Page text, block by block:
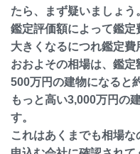
たら、まず疑いましょう
鑑定評価額によって鑑
大きくなるにつれ鑑定費
おおよその相場は、鑑定
500万円の建物になると
もっと高い3,000万円の
す。
これはあくまでも相場